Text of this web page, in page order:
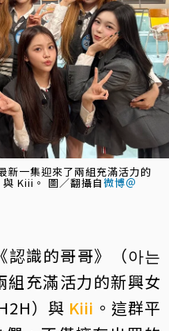
新一集迎來了兩組充滿活力的
Kiii。 圖／翻攝自微博＠
認識的哥哥》（아는
組充滿活力的新興女
H2H）與 Kiii 。這群平